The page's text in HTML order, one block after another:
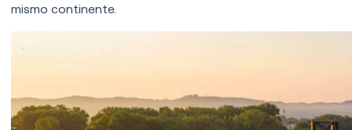
mismo continente.